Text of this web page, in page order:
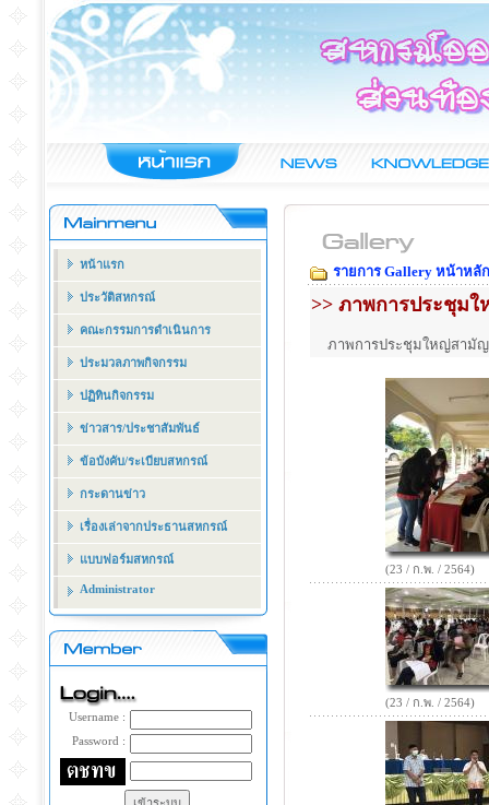
หน้าแรก
ประวัติสหกรณ์
คณะกรรมการดำเนินการ
ประมวลภาพกิจกรรม
ปฏิทินกิจกรรม
ข่าวสาร/ประชาสัมพันธ์
ข้อบังคับ/ระเบียบสหกรณ์
กระดานข่าว
เรื่องเล่าจากประธานสหกรณ์
แบบฟอร์มสหกรณ์
Administrator
Username :
Password :
รายการ Gallery หน้าหลัก
>> ภาพการประชุมใ
ภาพการประชุมใหญ่สามัญ
(23 / ก.พ. / 2564)
(23 / ก.พ. / 2564)